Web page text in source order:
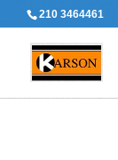
210 3464461